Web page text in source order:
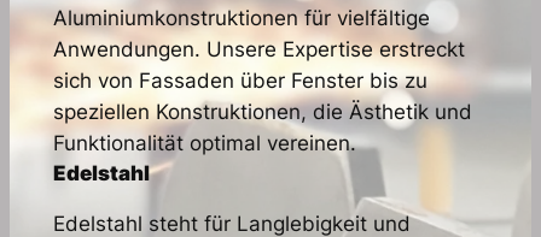
Aluminiumkonstruktionen für vielfältige
Anwendungen. Unsere Expertise erstreckt
sich von Fassaden über Fenster bis zu
speziellen Konstruktionen, die Ästhetik und
Funktionalität optimal vereinen.
Edelstahl
Edelstahl steht für Langlebigkeit und